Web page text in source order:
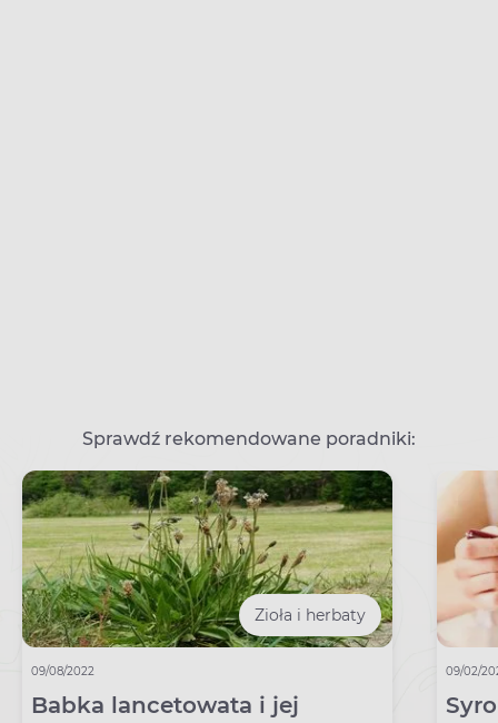
Sprawdź rekomendowane poradniki:
Zioła i herbaty
09/08/2022
Babka lancetowata i jej
09/02/